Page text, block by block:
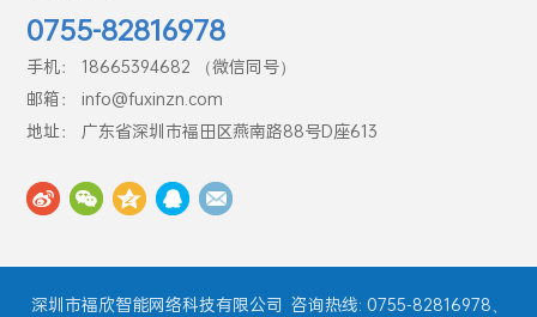
0755-82816978
手机： 18665394682 （微信同号）
邮箱： info@fuxinzn.com
地址： 广东省深圳市福田区燕南路88号D座613
深圳市福欣智能网络科技有限公司 咨询热线: 0755-82816978、